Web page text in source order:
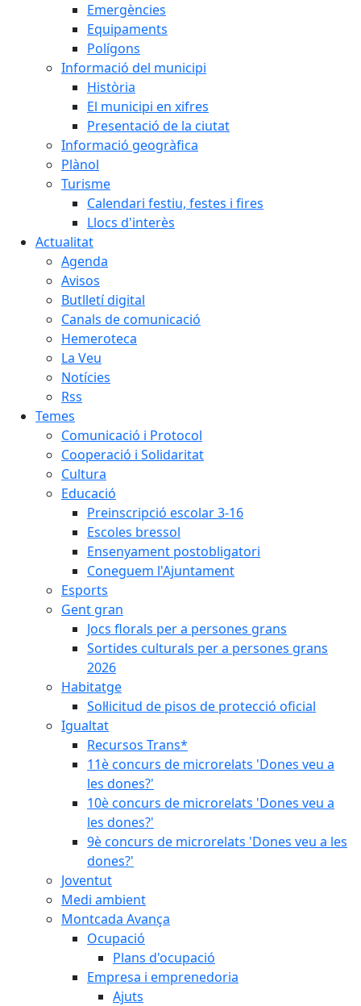
Emergències
Equipaments
Polígons
Informació del municipi
Història
El municipi en xifres
Presentació de la ciutat
Informació geogràfica
Plànol
Turisme
Calendari festiu, festes i fires
Llocs d'interès
Actualitat
Agenda
Avisos
Butlletí digital
Canals de comunicació
Hemeroteca
La Veu
Notícies
Rss
Temes
Comunicació i Protocol
Cooperació i Solidaritat
Cultura
Educació
Preinscripció escolar 3-16
Escoles bressol
Ensenyament postobligatori
Coneguem l'Ajuntament
Esports
Gent gran
Jocs florals per a persones grans
Sortides culturals per a persones grans
2026
Habitatge
Sol·licitud de pisos de protecció oficial
Igualtat
Recursos Trans*
11è concurs de microrelats 'Dones veu a
les dones?'
10è concurs de microrelats 'Dones veu a
les dones?'
9è concurs de microrelats 'Dones veu a les
dones?'
Joventut
Medi ambient
Montcada Avança
Ocupació
Plans d'ocupació
Empresa i emprenedoria
Ajuts